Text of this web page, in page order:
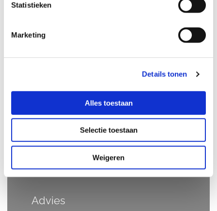
Statistieken
Marketing
Details tonen
Alles toestaan
Selectie toestaan
Weigeren
Advies